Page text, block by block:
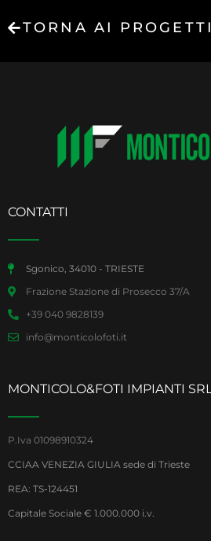
TORNA AI PROGETTI
CONTATTI
Sgonico, 34010 - TRIESTE
Frazione Stazione di Prosecco 37/A
+39 040 9828139
info@monticolofoti.it
MONTICOLO&FOTI IMPIANTI SRL
P.Iva 01098910324
CCIAA VENEZIA GIULIA sede di Trieste
REA: TS-124451
Capitale Sociale € 1.000.000 i.v.